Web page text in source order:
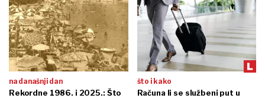
na današnji dan
Rekordne 1986. i 2025.: Što
što i kako
Računa li se službeni put u